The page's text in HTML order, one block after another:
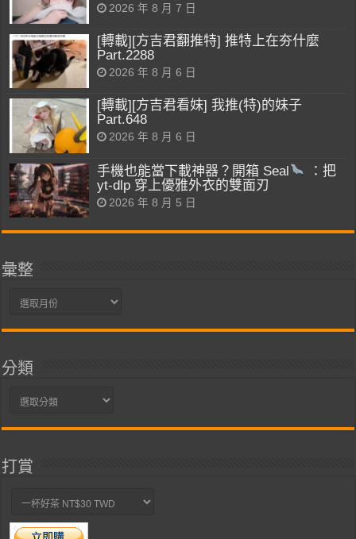
2026 年 8 月 7 日
[轉載][方吉君翻推特] 推特上在夯什麼
Part.2288
2026 年 8 月 6 日
[轉載][方吉君看妹] 我推(特)的妹子
Part.648
2026 年 8 月 6 日
手機也能當下載神器？開箱 Seal
：把
yt-dlp 穿上優雅外衣的雙面刃
2026 年 8 月 5 日
彙整
彙
分類
分
打賞